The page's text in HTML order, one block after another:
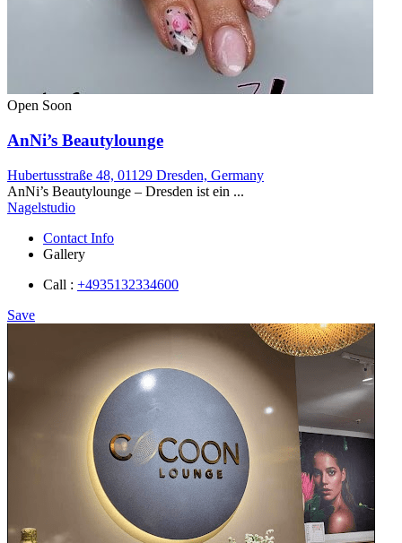
Open Soon
AnNi’s Beautylounge
Hubertusstraße 48, 01129 Dresden, Germany
AnNi’s Beautylounge – Dresden ist ein ...
Nagelstudio
Contact Info
Gallery
Call : +4935132334600
Save